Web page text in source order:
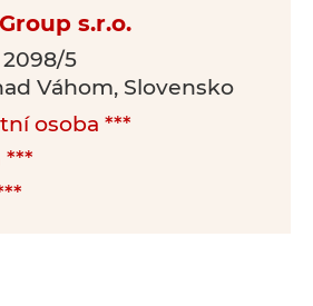
s.r.o.
5
Váhom, Slovensko
osoba ***
***